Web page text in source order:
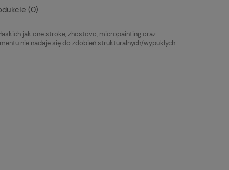
(0)
jak one stroke, zhostovo, micropainting oraz
nie nadaje się do zdobień strukturalnych/wypukłych